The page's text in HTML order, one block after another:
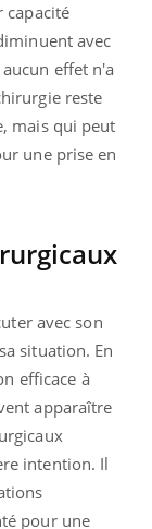
capacité
avec
effet n'a
reste
mais qui peut
une prise en
avec son
situation. En
efficace à
apparaître
intention. Il
pour une